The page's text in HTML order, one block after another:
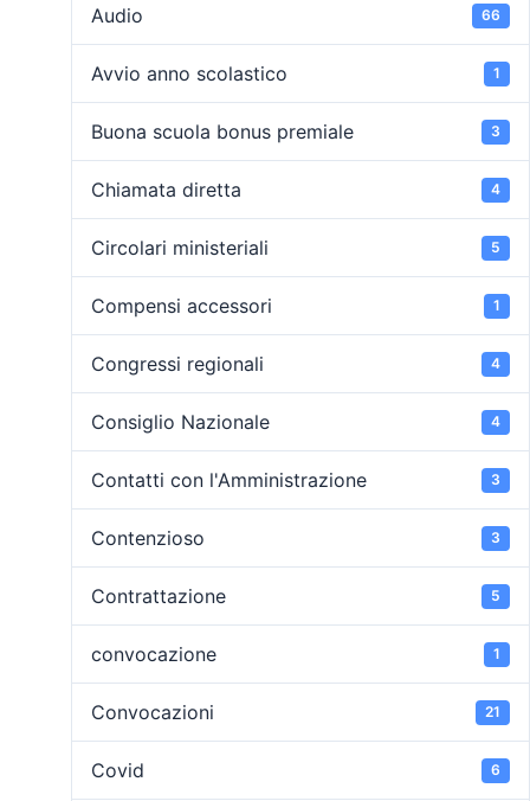
Audio 66
Avvio anno scolastico 1
Buona scuola bonus premiale 3
Chiamata diretta 4
Circolari ministeriali 5
Compensi accessori 1
Congressi regionali 4
Consiglio Nazionale 4
Contatti con l'Amministrazione 3
Contenzioso 3
Contrattazione 5
convocazione 1
Convocazioni 21
Covid 6